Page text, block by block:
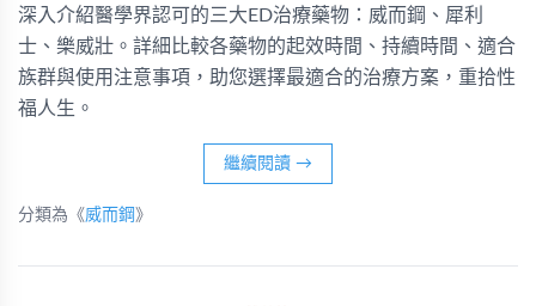
深入介紹醫學界認可的三大ED治療藥物：威而鋼、犀利
士、樂威壯。詳細比較各藥物的起效時間、持續時間、適合
族群與使用注意事項，助您選擇最適合的治療方案，重拾性
福人生。
繼續閱讀 →
分類為《威而鋼 》